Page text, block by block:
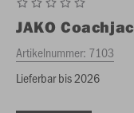
JAKO
Artikelnummer: 7103
Lieferbar bis 2026